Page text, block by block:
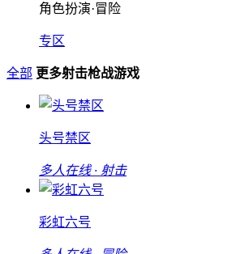
角色扮演·冒险
专区
全部 更多射击枪战游戏
头号禁区
多人在线 · 射击
彩虹六号